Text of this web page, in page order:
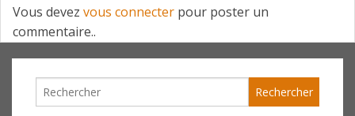
Vous devez vous connecter pour poster un
commentaire..